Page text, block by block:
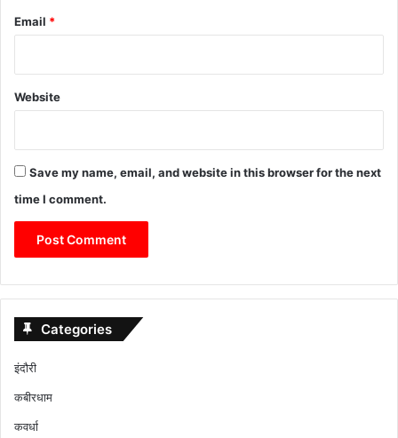
Email *
Website
Save my name, email, and website in this browser for the next
time I comment.
Categories
इंदौरी
कबीरधाम
कवर्धा